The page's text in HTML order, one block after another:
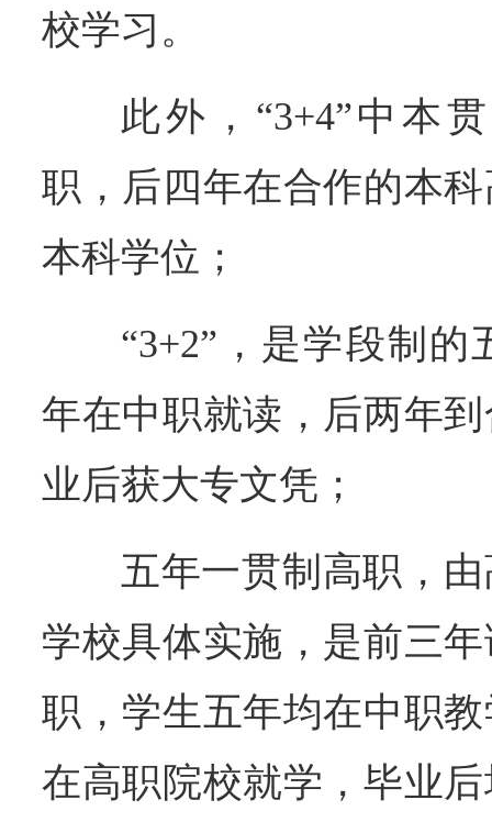
校学习。
此外，“3+4”中本
职，后四年在合作的本
本科学位；
“3+2”，是学段制
年在中职就读，后两年
业后获大专文凭；
五年一贯制高职，
学校具体实施，是前三
职，学生五年均在中职
在高职院校就学，毕业